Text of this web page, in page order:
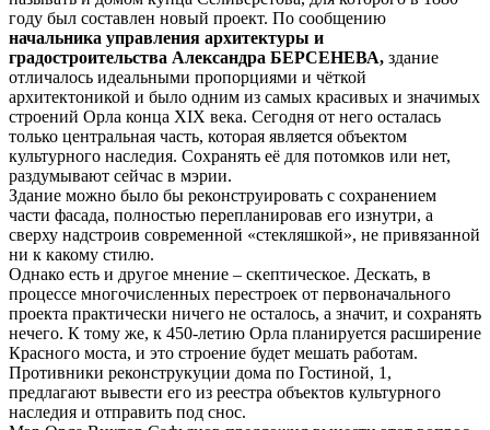
году был составлен новый проект. По сообщению
начальника управления архитектуры и
градостроительства Александра БЕРСЕНЕВА, здание
отличалось идеальными пропорциями и чёткой
архитектоникой и было одним из самых красивых и значимых
строений Орла конца XIX века. Сегодня от него осталась
только центральная часть, которая является объектом
культурного наследия. Сохранять её для потомков или нет,
раздумывают сейчас в мэрии.
Здание можно было бы реконструировать с сохранением
части фасада, полностью перепланировав его изнутри, а
сверху надстроив современной «стекляшкой», не привязанной
ни к какому стилю.
Однако есть и другое мнение – скептическое. Дескать, в
процессе многочисленных перестроек от первоначального
проекта практически ничего не осталось, а значит, и сохранять
нечего. К тому же, к 450-летию Орла планируется расширение
Красного моста, и это строение будет мешать работам.
Противники реконструкуции дома по Гостиной, 1,
предлагают вывести его из реестра объектов культурного
наследия и отправить под снос.